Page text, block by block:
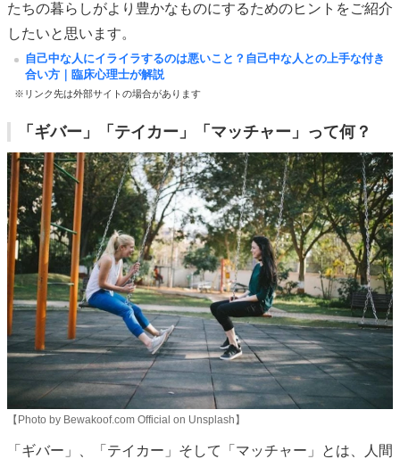
たちの暮らしがより豊かなものにするためのヒントをご紹介
したいと思います。
自己中な人にイライラするのは悪いこと？自己中な人との上手な付き
合い方｜臨床心理士が解説
※リンク先は外部サイトの場合があります
「ギバー」「テイカー」「マッチャー」って何？
【Photo by Bewakoof.com Official on Unsplash】
「ギバー」、「テイカー」そして「マッチャー」とは、人間